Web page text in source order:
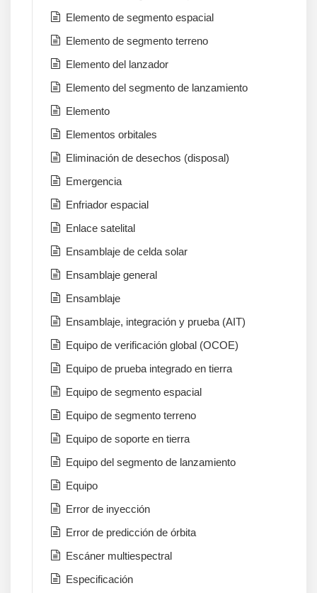
Elemento de segmento espacial
Elemento de segmento terreno
Elemento del lanzador
Elemento del segmento de lanzamiento
Elemento
Elementos orbitales
Eliminación de desechos (disposal)
Emergencia
Enfriador espacial
Enlace satelital
Ensamblaje de celda solar
Ensamblaje general
Ensamblaje
Ensamblaje, integración y prueba (AIT)
Equipo de verificación global (OCOE)
Equipo de prueba integrado en tierra
Equipo de segmento espacial
Equipo de segmento terreno
Equipo de soporte en tierra
Equipo del segmento de lanzamiento
Equipo
Error de inyección
Error de predicción de órbita
Escáner multiespectral
Especificación